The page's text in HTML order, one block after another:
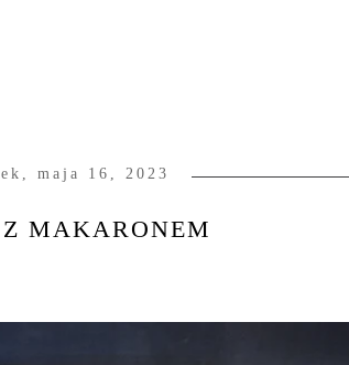
maja 16, 2023
MAKARONEM